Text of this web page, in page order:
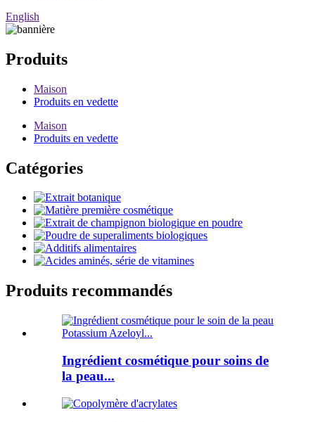
English
Produits
Maison
Produits en vedette
Maison
Produits en vedette
Catégories
Produits recommandés
Ingrédient cosmétique pour soins de
la peau...